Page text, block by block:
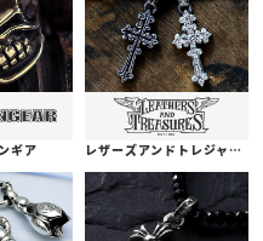
ギア レザーズアンドトレジャーズ